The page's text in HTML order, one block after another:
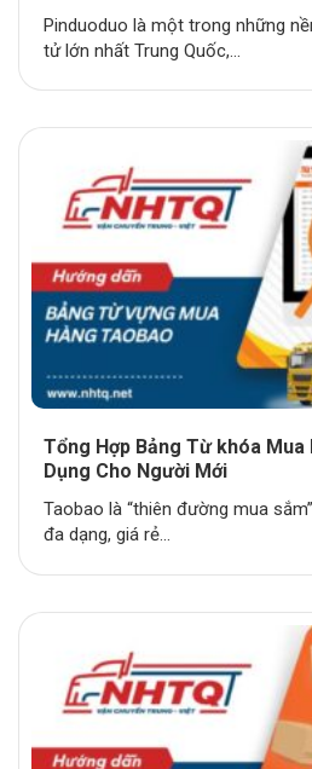
Pinduoduo là một trong những
tử lớn nhất Trung Quốc,...
Tổng Hợp Bảng Từ khóa
Dụng Cho Người Mới
Taobao là “thiên đường mua
đa dạng, giá rẻ...